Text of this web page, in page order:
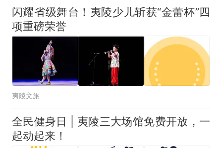
非每架飞机都会发放西梅汁
人生
闪耀省级舞台！夷陵少儿斩获“金蕾杯”四
项重磅荣誉
夷陵文旅
全民健身日 | 夷陵三大场馆免费开放，一
起动起来！